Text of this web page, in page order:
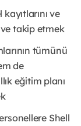
ve
takip etmek
tümünü
de
eğitim planı
Shell